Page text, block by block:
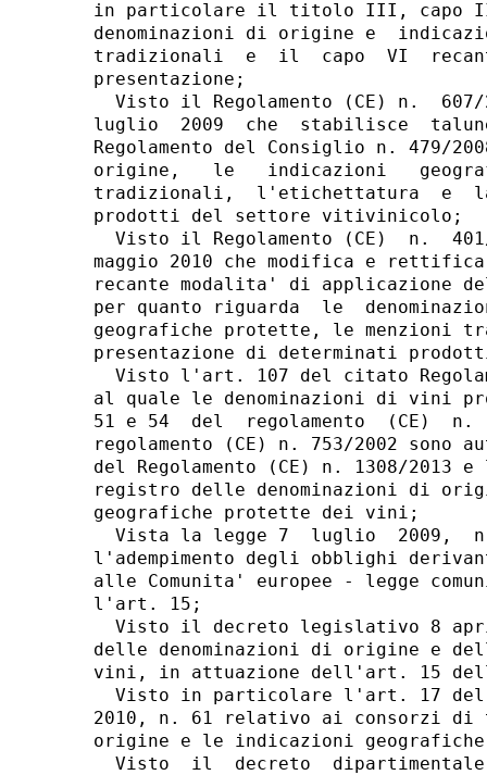
in particolare il titolo III, capo
denominazioni di origine e
tradizionali  e  il  capo  VI
presentazione;
Visto il Regolamento (CE) n.
luglio  2009  che  stabilisce
Regolamento del Consiglio n. 479/
origine,   le   indicazioni
tradizionali,  l'etichettatura  e  la
prodotti del settore vitivinicolo;
Visto il Regolamento (CE)  n.
maggio 2010 che modifica e
recante modalita' di applicazione
per quanto riguarda  le
geografiche protette, le
presentazione di determinati
Visto l'art. 107 del citato
al quale le denominazioni di
51 e 54  del  regolamento  (CE)
regolamento (CE) n. 753/2002
del Regolamento (CE) n. 1308/
registro delle denominazioni di
geografiche protette dei vini;
Vista la legge 7  luglio  2009,
l'adempimento degli obblighi
alle Comunita' europee - legge
l'art. 15;
Visto il decreto legislativo 8
delle denominazioni di origine e
vini, in attuazione dell'art. 15
Visto in particolare l'art. 17
2010, n. 61 relativo ai consorzi
origine e le indicazioni
Visto  il  decreto